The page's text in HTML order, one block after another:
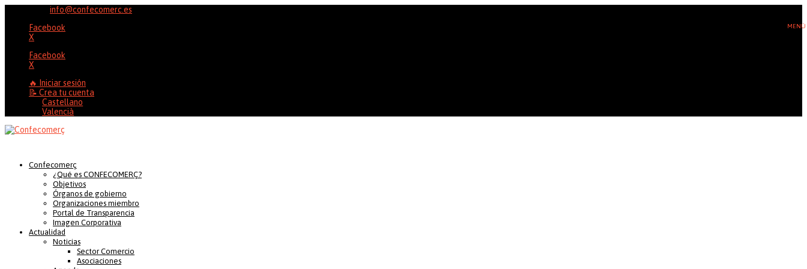
info@confecomerc.es
Facebook
X
Facebook
X
🔥 Iniciar sesión
📝 Crea tu cuenta
Castellano
Valencià
Confecomerç
¿Qué es CONFECOMERÇ?
Objetivos
Órganos de gobierno
Organizaciones miembro
Portal de Transparencia
Imagen Corporativa
Actualidad
Noticias
Sector Comercio
Asociaciones